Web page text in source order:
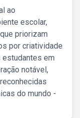
ao
escolar,
priorizam
por criatividade
estudantes em
notável,
do mundo -